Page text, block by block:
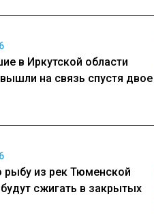
в Иркутской области
на связь спустя двое
рыбу из рек Тюменской
сжигать в закрытых